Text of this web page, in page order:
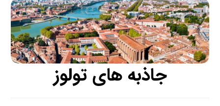
جاذبه های تولوز